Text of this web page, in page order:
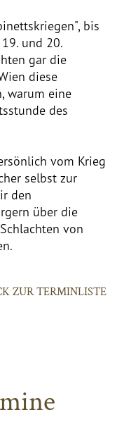
bis
und 20.
gar die
diese
warum eine
des
vom Krieg
selbst zur
den
über die
von
ZUR TERMINLISTE